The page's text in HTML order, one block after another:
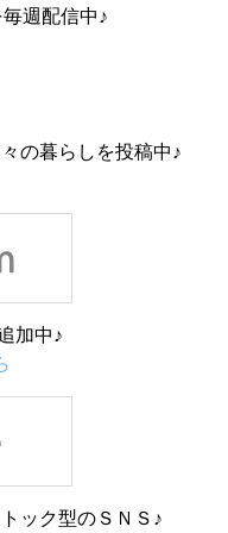
週配信中♪
の暮らしを投稿中♪
加中♪
ック型のＳＮＳ♪